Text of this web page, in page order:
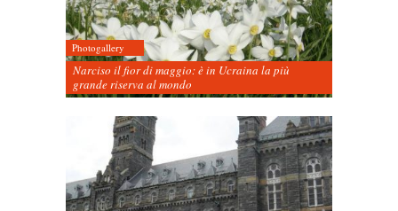
Photogallery
Narciso il fior di maggio: è in Ucraina la più
grande riserva al mondo